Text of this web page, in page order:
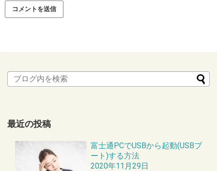
最近の投稿
富士通PCでUSBから起動(USBブ
ート)する方法
2020年11月29日